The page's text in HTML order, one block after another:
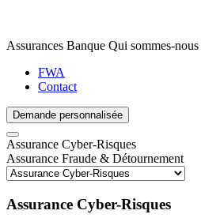
Assurances Banque Qui sommes-nous
FWA
Contact
Demande personnalisée
Assurance Cyber-Risques
Assurance Fraude & Détournement
Assurance Cyber-Risques